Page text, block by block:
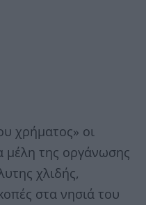
χρήματος» οι
μέλη της οργάνωσης
χλιδής,
στα νησιά του